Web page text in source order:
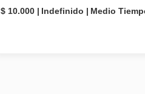
$ 10.000
Indefinido Medio